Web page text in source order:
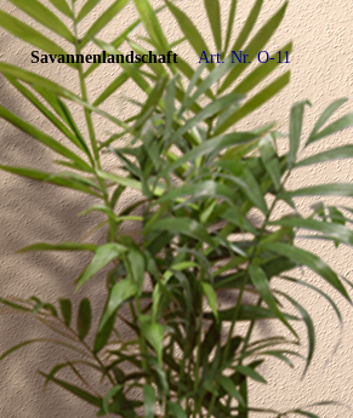
Savannenlandschaft Art. Nr. O-11